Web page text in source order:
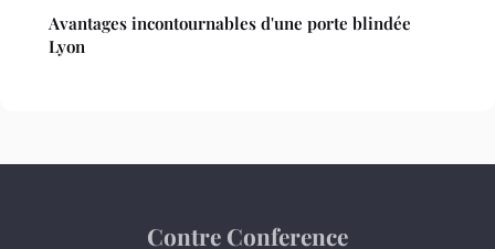
Avantages incontournables d'une porte blindée
Lyon
Contre Conference